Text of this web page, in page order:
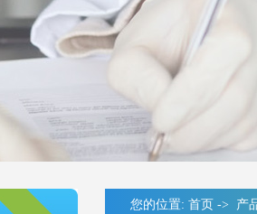
您的位置: 首页 -> 产